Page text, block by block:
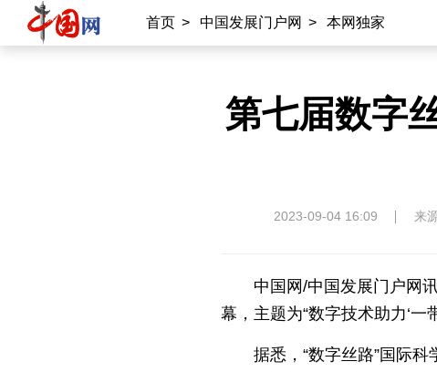
首页 > 中国发展门户网 > 本网独家
第七届数字
2023-09-04 16:09 来
中国网/中国发展门户网
幕，主题为“数字技术助力‘一
据悉，“数字丝路”国际